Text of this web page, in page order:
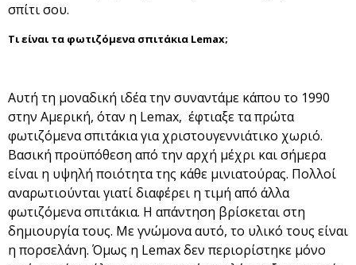
σπίτι σου.
Τι είναι τα φωτιζόμενα σπιτάκια Lemax;
Αυτή τη μοναδική ιδέα την συναντάμε κάπου το 1990
στην Αμερική, όταν η Lemax, έφτιαξε τα πρώτα
φωτιζόμενα σπιτάκια για χριστουγεννιάτικο χωριό.
Βασική προϋπόθεση από την αρχή μέχρι και σήμερα
είναι η υψηλή ποιότητα της κάθε μινιατούρας. Πολλοί
αναρωτιούνται γιατί διαφέρει η τιμή από άλλα
φωτιζόμενα σπιτάκια. Η απάντηση βρίσκεται στη
δημιουργία τους. Με γνώμονα αυτό, το υλικό τους είναι
η πορσελάνη. Όμως η Lemax δεν περιορίστηκε μόνο